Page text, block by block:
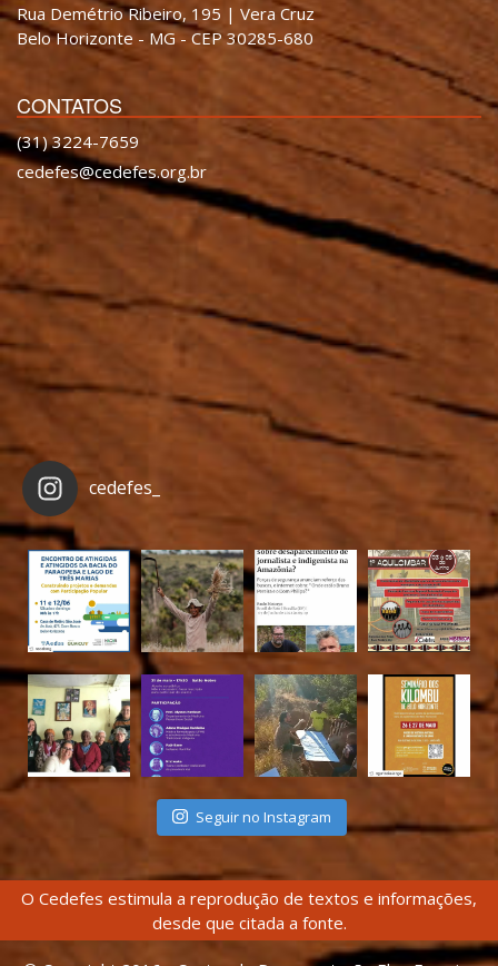
Rua Demétrio Ribeiro, 195 | Vera Cruz
Belo Horizonte - MG - CEP 30285-680
CONTATOS
(31) 3224-7659
cedefes@cedefes.org.br
cedefes_
Seguir no Instagram
O Cedefes estimula a reprodução de textos e informações,
desde que citada a fonte.